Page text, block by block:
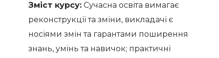
Зміст курсу: Сучасна освіта вимагає
реконструкції та зміни, викладачі є
носіями змін та гарантами поширення
знань, умінь та навичок; практичні